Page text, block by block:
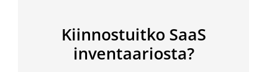
Kiinnostuitko SaaS
inventaariosta?